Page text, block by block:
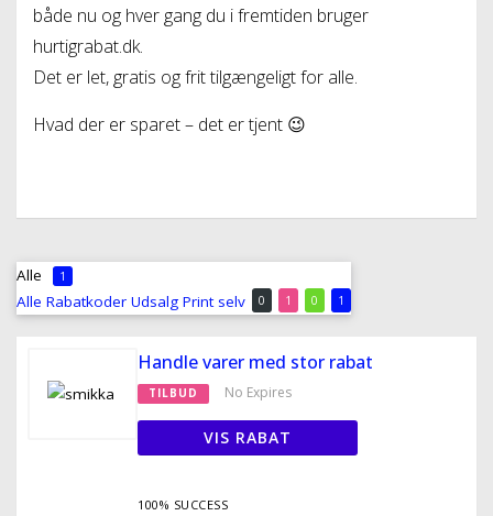
både nu og hver gang du i fremtiden bruger
hurtigrabat.dk.
Det er let, gratis og frit tilgængeligt for alle.
Hvad der er sparet – det er tjent 😉
Alle 1
Alle 1
Rabatkoder 0
Udsalg 1
Print selv 0
Handle varer med stor rabat
TILBUD No Expires
VIS RABAT
100% SUCCESS